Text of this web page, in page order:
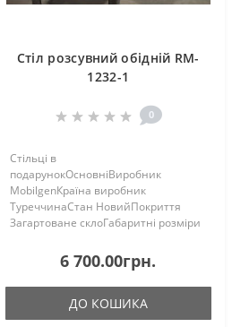
Стіл розсувний обідній RM-
1232-1
0
Стільці в
подарунокОсновніВиробник
MobilgenКраїна виробник
ТуреччинаСтан НовийПокриття
Загартоване склоГабаритні розміри
мм.Ширина столу 700 мм.Довжина
столу в розсунутому стані 1700
мм.Довжина столу в зсунутому
(складеному) с..
6 700.00грн.
ДО КОШИКА